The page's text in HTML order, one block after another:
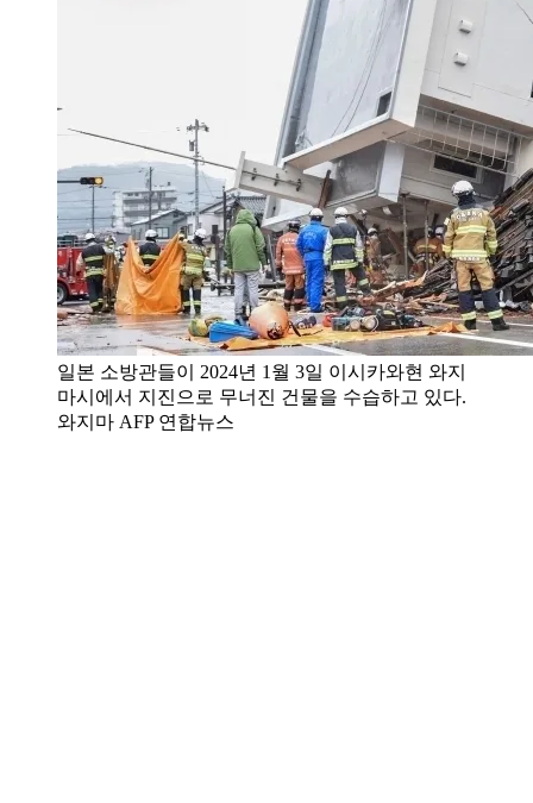
일본 소방관들이 2024년 1월 3일 이시카와현 와지
마시에서 지진으로 무너진 건물을 수습하고 있다.
와지마 AFP 연합뉴스